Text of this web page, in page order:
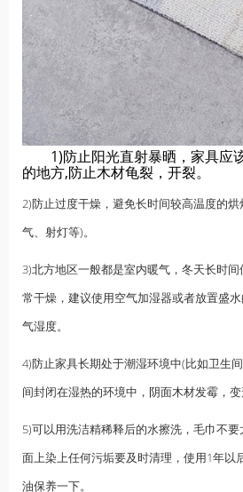
1)防止阳光直射暴晒，家具应
的地方,防止木材龟裂，开裂。
2)防止过度干燥，避免长时间较高温度的
气、射灯等)。
3)北方地区一般都是室内暖气，冬天长时
常干燥，建议使用空气加湿器或者放置盛
气湿度。
4)防止家具长期处于潮湿环境中(比如卫生
间封闭在湿热的环境中，阴面木材发霉，变
5)可以用洗洁精稀释后的水擦洗，毛巾不
面上染上任何污垢要及时清理，使用1年以
油保养一下。